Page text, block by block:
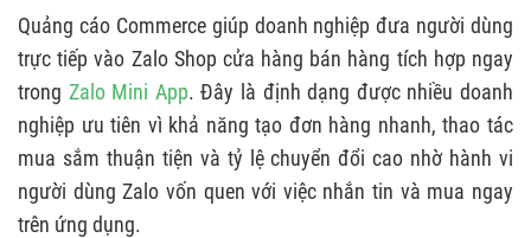
Quảng cáo Commerce giúp doanh nghiệp đưa người dùng
trực tiếp vào Zalo Shop cửa hàng bán hàng tích hợp ngay
trong Zalo Mini App. Đây là định dạng được nhiều doanh
nghiệp ưu tiên vì khả năng tạo đơn hàng nhanh, thao tác
mua sắm thuận tiện và tỷ lệ chuyển đổi cao nhờ hành vi
người dùng Zalo vốn quen với việc nhắn tin và mua ngay
trên ứng dụng.